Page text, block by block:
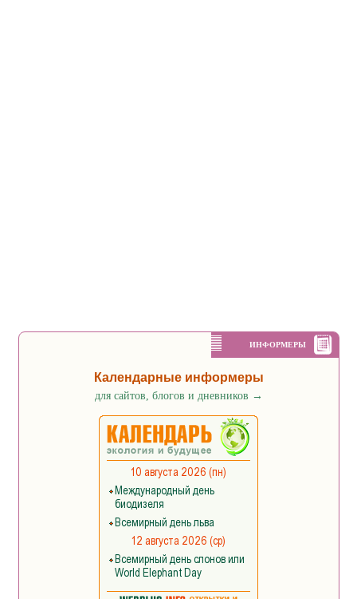
ИНФОРМЕРЫ
Календарные информеры
для сайтов, блогов и дневников →